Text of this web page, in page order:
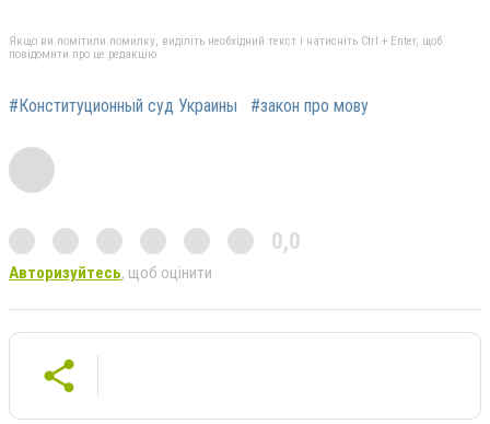
Якщо ви помітили помилку, виділіть необхідний текст і натисніть Ctrl + Enter, щоб
повідомити про це редакцію
#Конституционный суд Украины #закон про мову
0,0
Авторизуйтесь, щоб оцінити